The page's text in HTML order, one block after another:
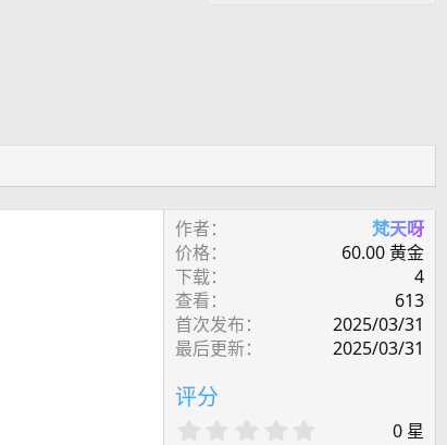
作者
梵天呀
价格
60.00 黄金
下载
4
查看
613
首次发布
2025/03/31
最后更新
2025/03/31
评分
0 星